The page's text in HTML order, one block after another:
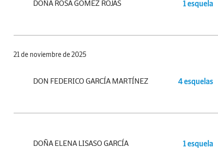
DOÑA ROSA GÓMEZ ROJAS 1 esquela
21 de noviembre de 2025
DON FEDERICO GARCÍA MARTÍNEZ 4 esquelas
DOÑA ELENA LISASO GARCÍA 1 esquela